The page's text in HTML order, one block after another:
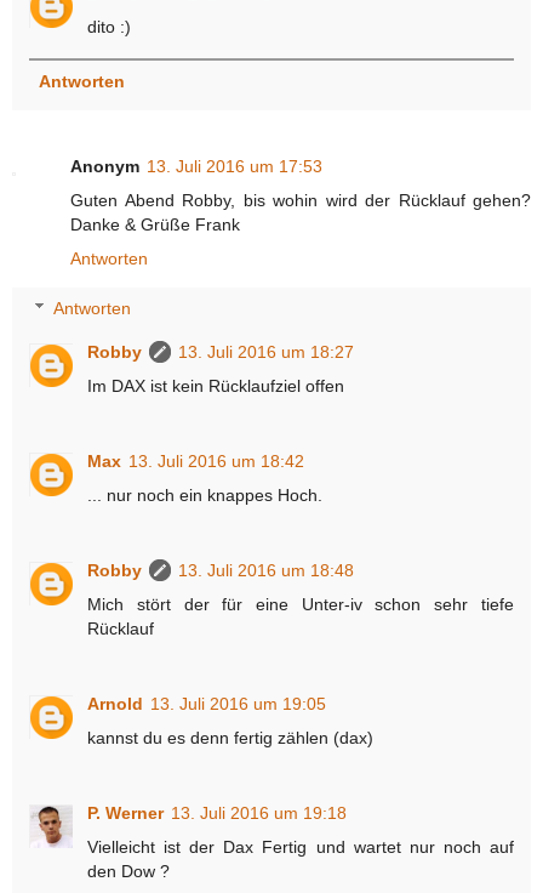
dito :)
Antworten
Anonym 13. Juli 2016 um 17:53
Guten Abend Robby, bis wohin wird der Rücklauf gehen?
Danke & Grüße Frank
Antworten
Antworten
Robby
13. Juli 2016 um 18:27
Im DAX ist kein Rücklaufziel offen
Max 13. Juli 2016 um 18:42
... nur noch ein knappes Hoch.
Robby
13. Juli 2016 um 18:48
Mich stört der für eine Unter-iv schon sehr tiefe
Rücklauf
Arnold 13. Juli 2016 um 19:05
kannst du es denn fertig zählen (dax)
P. Werner 13. Juli 2016 um 19:18
Vielleicht ist der Dax Fertig und wartet nur noch auf
den Dow ?